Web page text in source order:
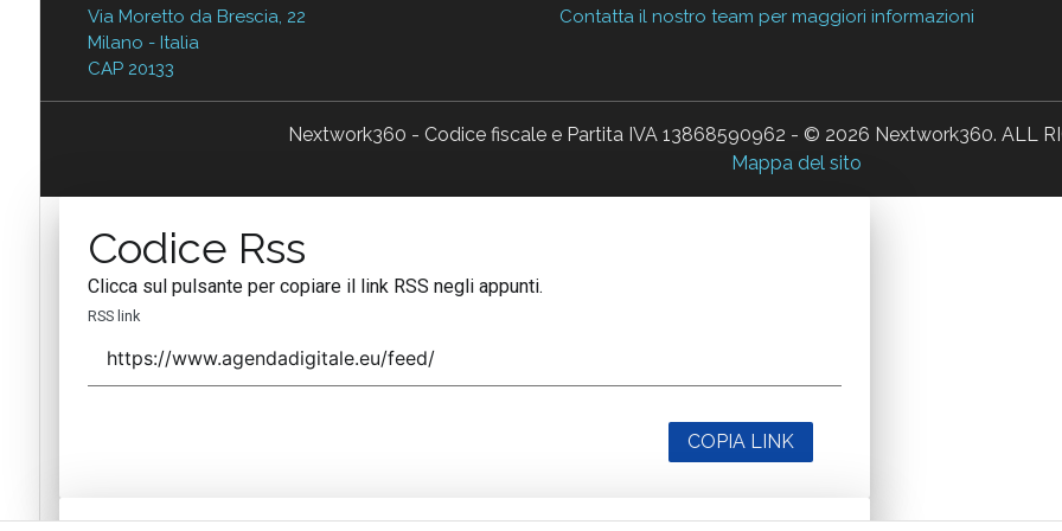
Via Moretto da Brescia, 22
Milano - Italia
CAP 20133
Contatta il nostro team per maggiori informazioni
Nextwork360 - Codice fiscale e Partita IVA 13868590962 - © 2026 Nextwork360. ALL
Mappa del sito
Codice Rss
Clicca sul pulsante per copiare il link RSS negli appunti.
RSS link
COPIA LINK